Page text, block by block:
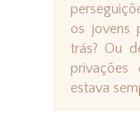
os jovens
trás? Ou
estava